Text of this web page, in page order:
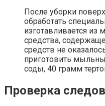
После уборки
обработать
изготавливается из
средства,
средств не
приготовить
соды, 40 грамм
Проверка